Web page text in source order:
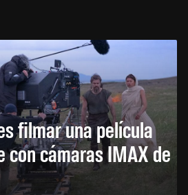
filmar una película
cámaras IMAX de